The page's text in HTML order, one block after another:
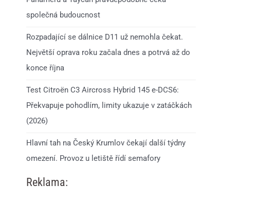
společná budoucnost
Rozpadající se dálnice D11 už nemohla čekat.
Největší oprava roku začala dnes a potrvá až do
konce října
Test Citroën C3 Aircross Hybrid 145 e-DCS6:
Překvapuje pohodlím, limity ukazuje v zatáčkách
(2026)
Hlavní tah na Český Krumlov čekají další týdny
omezení. Provoz u letiště řídí semafory
Reklama: